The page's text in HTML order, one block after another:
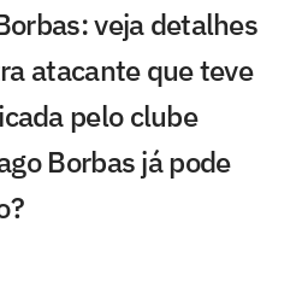
veja detalhes
atacante que teve
pelo clube
Borbas já pode